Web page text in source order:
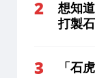
想知
打製
「石